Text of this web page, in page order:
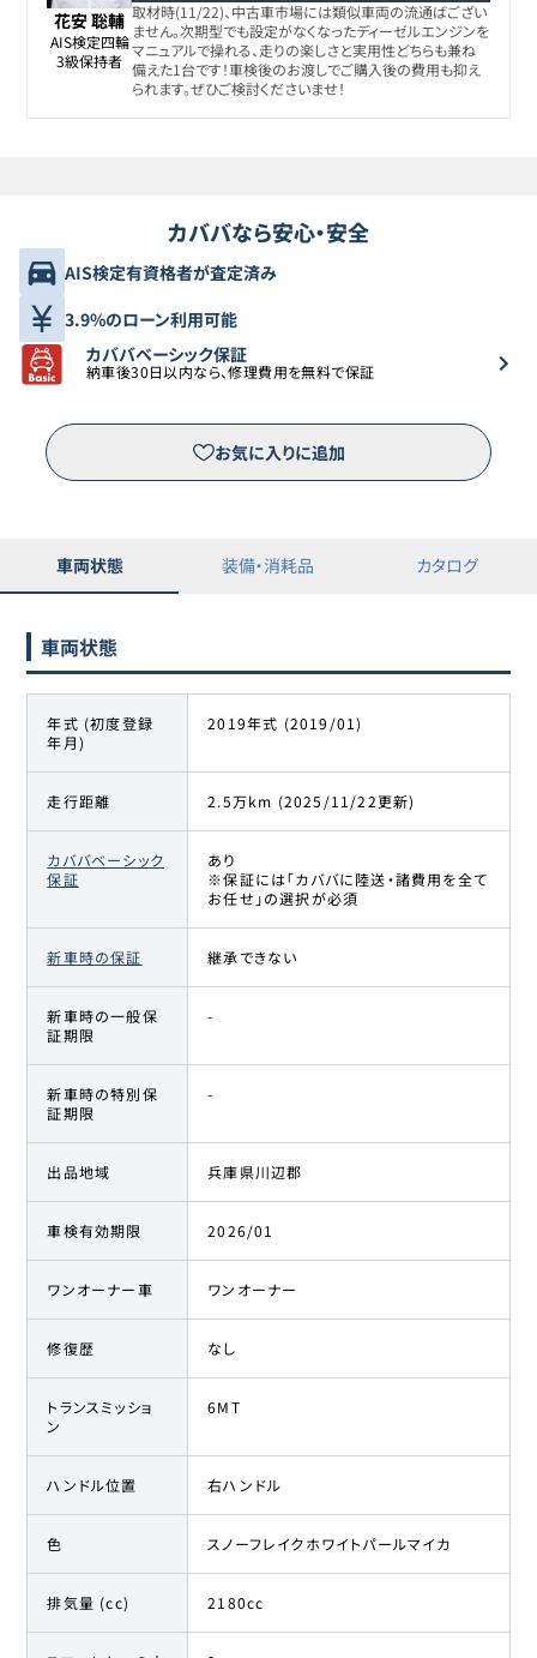
花安 聡輔
AIS検定四輪
3級保持者
取材時(11/22)、中古車市場には類似車両の流通ばござい
ません。次期型でも設定がなくなったディーゼルエンジンを
マニュアルで操れる、走りの楽しさと実用性どちらも兼ね
備えた1台です！車検後のお渡しでご購入後の費用も抑え
られます。ぜひご検討くださいませ！
カババなら安心・安全
AIS検定有資格者が査定済み
3.9%のローン利用可能
カババベーシック保証
納車後30日以内なら、修理費用を無料で保証
お気に入りに追加
車両状態 装備・消耗品 カタログ
車両状態
年式 (初度登録
年月)
2019年式 (2019/01)
走行距離 2.5万km (2025/11/22更新)
カババベーシック
保証
あり
※保証には「カババに陸送・諸費用を全て
お任せ」の選択が必須
新車時の保証 継承できない
新車時の一般保
証期限
-
新車時の特別保
証期限
-
出品地域 兵庫県川辺郡
車検有効期限 2026/01
ワンオーナー車 ワンオーナー
修復歴 なし
トランスミッショ
ン
6MT
ハンドル位置 右ハンドル
色 スノーフレイクホワイトパールマイカ
排気量 (cc) 2180cc